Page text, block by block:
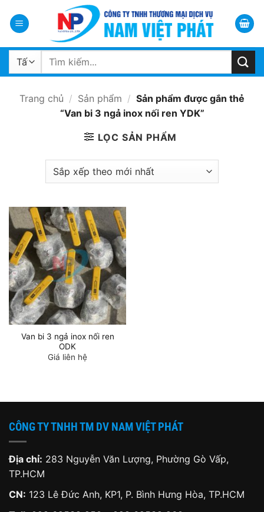
qua
dung
Tìm
Trang chủ / Sản phẩm / Sản phẩm được gắn thẻ
“Van bi 3 ngả inox nối ren YDK”
LỌC SẢN PHẨM
Van bi 3 ngả inox nối ren
ODK
Giá liên hệ
CÔNG TY TNHH TM DV NAM VIỆT PHÁT
Địa chỉ: 283 Nguyễn Văn Lượng, Phường Gò Vấp,
TP.HCM
CN: 123 Lê Đức Anh, KP1, P. Bình Hưng Hòa, TP.HCM